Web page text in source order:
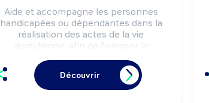
Aide et accompagne les personnes
handicapées ou dépendantes dans la
réalisation des actes de la vie
quotidienne, afin de favoriser le
Peut enseigner les techniques de
locomotion aux personnes malvoyantes
Découvrir